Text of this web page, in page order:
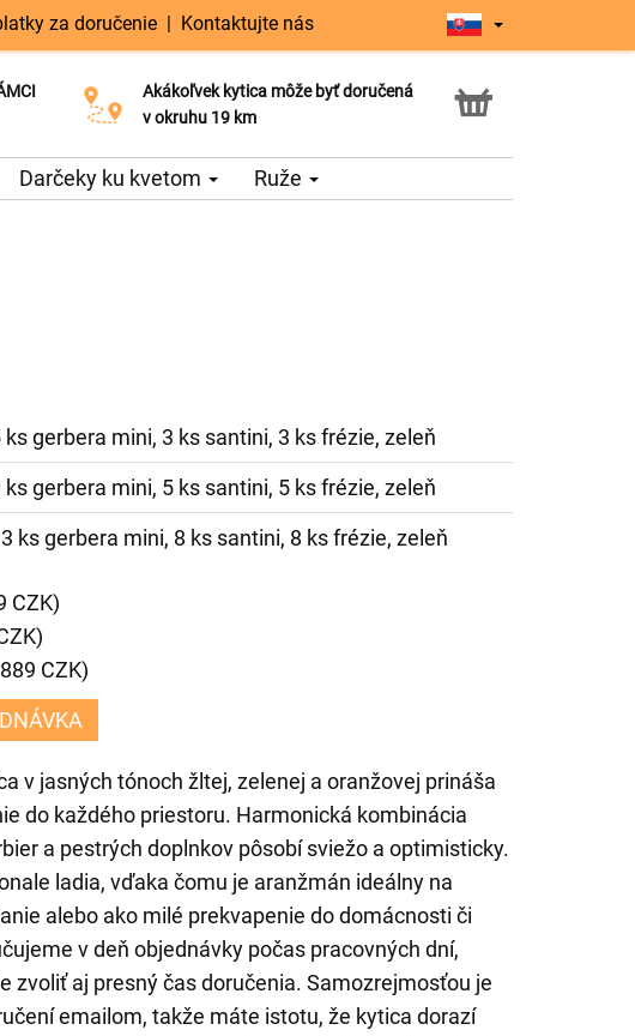
za doručenie | Kontaktujte nás
Akákoľvek kytica môže byť doručená
v okruhu 19 km
Služba Click & Collect
Darčeky ku kvetom Ruže
ks gerbera mini, 3 ks santini, 3 ks frézie, zeleň
ks gerbera mini, 5 ks santini, 5 ks frézie, zeleň
ks gerbera mini, 8 ks santini, 8 ks frézie, zeleň
CZK)
CZK)
v jasných tónoch žltej, zelenej a oranžovej prináša
do každého priestoru. Harmonická kombinácia
a pestrých doplnkov pôsobí sviežo a optimisticky.
ladia, vďaka čomu je aranžmán ideálny na
alebo ako milé prekvapenie do domácnosti či
v deň objednávky počas pracovných dní,
zvoliť aj presný čas doručenia. Samozrejmosťou je
emailom, takže máte istotu, že kytica dorazí